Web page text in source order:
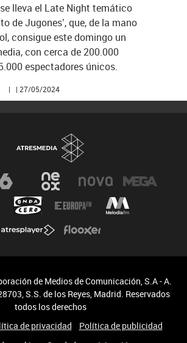
lleva el Late Night temático
de Jugones’, que, de la mano
consigue este domingo un
con cerca de 200.000
espectadores únicos.
| | 27/05/2024
de Medios de Comunicación, S.A - A.
S.S. de los Reyes, Madrid. Reservados
todos los derechos
de privacidad
Política de publicidad